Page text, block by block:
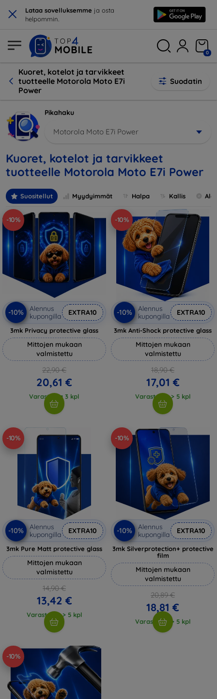
× Lataa sovelluksemme ja osta
helpommin.
0
Kuoret, kotelot ja tarvikkeet
tuotteelle Motorola Moto E7i
Power
Suodatin
Pikahaku
Motorola Moto E7i Power
Kuoret, kotelot ja tarvikkeet
tuotteelle Motorola Moto E7i Power
Suositellut Myydyimmät Halpa Kallis
-10%
-10%
Alennus
kupongilla
EXTRA10
3mk Privacy protective glass
Mittojen mukaan
valmistettu
22,90 €
20,61 €
Varastossa 3 kpl
-10%
-10%
Alennus
kupongilla
EXTRA10
3mk Anti-Shock protective glass
Mittojen mukaan
valmistettu
18,90 €
17,01 €
Varastossa > 5 kpl
-10%
-10%
Alennus
kupongilla
EXTRA10
3mk Pure Matt protective glass
Mittojen mukaan
valmistettu
14,90 €
13,42 €
Varastossa > 5 kpl
-10%
-10%
Alennus
kupongilla
EXTRA10
3mk Silverprotection+ protective
film
Mittojen mukaan
valmistettu
20,89 €
18,81 €
Varastossa > 5 kpl
-10%